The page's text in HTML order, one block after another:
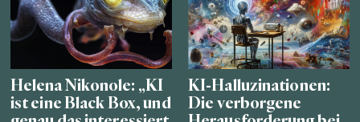
Helena Nikonole: „KI
ist eine Black Box, und
KI-Halluzinationen:
Die verborgene